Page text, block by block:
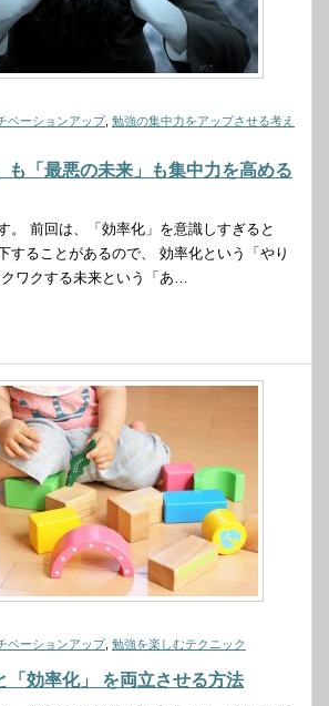
ベーションアップ, 勉強の集中力をアップさせる考え
も「最悪の未来」も集中力を高める
。 前回は、「効率化」を意識しすぎると
することがあるので、 効率化という「やり
ワクする未来という「あ…
ベーションアップ, 勉強を楽しむテクニック
「効率化」 を両立させる方法